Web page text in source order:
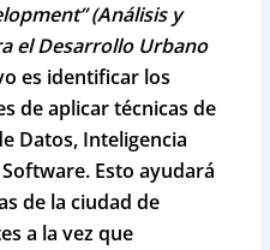
(Análisis y
el Desarrollo Urbano
es identificar los
de aplicar técnicas de
Datos, Inteligencia
Esto ayudará
de la ciudad de
a la vez que